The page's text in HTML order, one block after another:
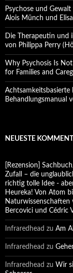
Psychose und
Alois Münch und
Die Therapeutin und
von Philippa Perry
Why Psychosis Is
for Families and
Achtsamkeitsbasierte
Behandlungsmanual
NEUESTE
[Rezension]
Zufall – die
richtig tolle Idee -
Heureka! Von Atom
Naturwissenschaften
Bercovici und Cédric
Infraredhead zu Am
Infraredhead zu
Infraredhead zu Wir